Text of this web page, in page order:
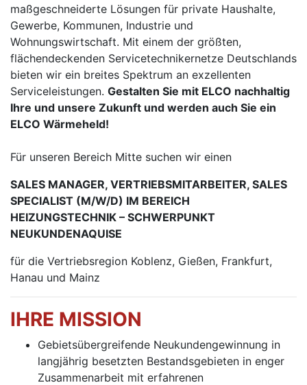
maßgeschneiderte Lösungen für private Haushalte,
Gewerbe, Kommunen, Industrie und
Wohnungswirtschaft. Mit einem der größten,
flächendeckenden Servicetechnikernetze Deutschlands
bieten wir ein breites Spektrum an exzellenten
Serviceleistungen. Gestalten Sie mit ELCO nachhaltig
Ihre und unsere Zukunft und werden auch Sie ein
ELCO Wärmeheld!
Für unseren Bereich Mitte suchen wir einen
SALES MANAGER, VERTRIEBSMITARBEITER, SALES
SPECIALIST (M/W/D) IM BEREICH
HEIZUNGSTECHNIK – SCHWERPUNKT
NEUKUNDENAQUISE
für die Vertriebsregion Koblenz, Gießen, Frankfurt,
Hanau und Mainz
IHRE MISSION
Gebietsübergreifende Neukundengewinnung in
langjährig besetzten Bestandsgebieten in enger
Zusammenarbeit mit erfahrenen